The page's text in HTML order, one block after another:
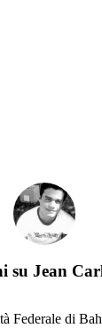
su Jean
Federale di